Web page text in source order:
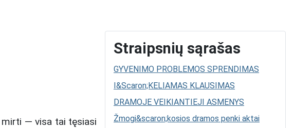
Straipsnių sąrašas
GYVENIMO PROBLEMOS SPRENDIMAS
I&Scaron;KELIAMAS KLAUSIMAS
DRAMOJE VEIKIANTIEJI ASMENYS
Žmogi&scaron;kosios dramos penki aktai
mirti — visa tai tęsiasi